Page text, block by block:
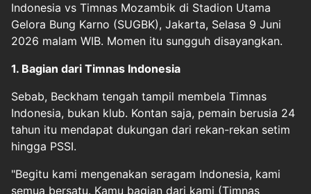
Indonesia vs Timnas Mozambik di Stadion Utama
Gelora Bung Karno (SUGBK), Jakarta, Selasa 9 Juni
2026 malam WIB. Momen itu sungguh disayangkan.
1. Bagian dari Timnas Indonesia
Sebab, Beckham tengah tampil membela Timnas
Indonesia, bukan klub. Kontan saja, pemain berusia 24
tahun itu mendapat dukungan dari rekan-rekan setim
hingga PSSI.
"Begitu kami mengenakan seragam Indonesia, kami
semua bersatu. Kamu bagian dari kami (Timnas